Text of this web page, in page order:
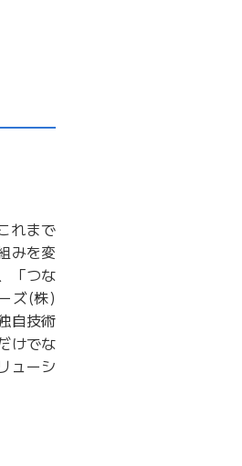
れまで
みを変
「つな
ズ(株)
自技術
けでな
ューシ